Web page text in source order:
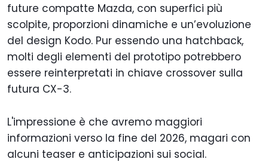
future compatte Mazda, con superfici più
scolpite, proporzioni dinamiche e un’evoluzione
del design Kodo. Pur essendo una hatchback,
molti degli elementi del prototipo potrebbero
essere reinterpretati in chiave crossover sulla
futura CX-3.
L'impressione è che avremo maggiori
informazioni verso la fine del 2026, magari con
alcuni teaser e anticipazioni sui social.